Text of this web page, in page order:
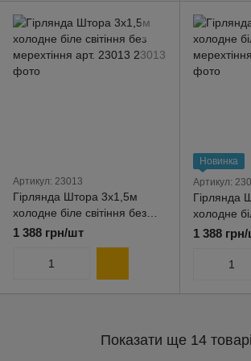
Артикул: 23013
Гірлянда Штора 3x1,5м
холодне біле світіння без
мерехтіння арт. 23013
1 388 грн/шт
Новинка
Артикул:
Гірлянда
холодне
1 388
Показати ще 14